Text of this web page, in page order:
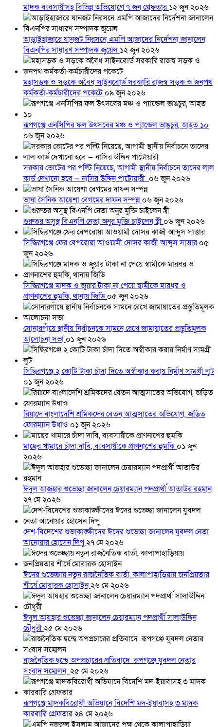
মাদক ব্যবসায়ীসহ বিভিন্ন অভিযোগে ৭ জন গ্রেফতার১২ জুন ২০২৬
আড়াইহাজারে যানজট নিরসনে এমপি আজাদের নির্দেশনা জানালেন
বিএনপির সাধারণ সম্পাদক জুয়েল ১২ জুন ২০২৬
মহাসড়ক ও সড়কে অবৈধ সাইনবোর্ড সরকারি রাজস্ব সড়ক ও জনপথ
কর্মকর্তা-কর্মচারীদের পকেটে০৯ জুন ২০২৬
রূপগঞ্জে এনসিপির ফল উৎসবের মঞ্চ ও প্যান্ডেল ভাঙচুর, আহত ১০
০৬ জুন ২০২৬
সরকার ভোটের পর পল্টি নিয়েছে, আগামী স্থানীয় নির্বাচনে তাদের লাল
কার্ড দেখানো হবে — নাসির উদ্দিন পাটোয়ারী ০৬ জুন ২০২৬
ভাষা সৈনিক আয়েশা বেগমের দাফন সম্পন্ন ০৬ জুন ২০২৬
গুরুতর অসুস্থ বিএনপি নেতা অনুর মুক্তি চাইলেন স্ত্রী০৬ জুন ২০২৬
সিদ্ধিরগঞ্জে ফের বেপরোয়া আওয়ামী দোসর কাজী আব্দুস সাত্তার০৫
জুন ২০২৬
সিদ্ধিরগঞ্জে মাদক ও জুয়ার টাকা না পেয়ে স্বামীকে মারধর ও
প্রাণনাশের হুমকি, থানায় জিডি০৫ জুন ২০২৬
সোনারগাঁয়ে স্থানীয় নির্বাচনকে সামনে রেখে জামায়াতের প্রস্তুতিমূলক
আলোচনা সভা ০১ জুন ২০২৬
সিদ্ধিরগঞ্জে ২ কোটি টাকা চাঁদা দিতে অস্বীকার করায় নির্মাণ সামগ্রী লুট
০১ জুন ২০২৬
রিয়াদে বাংলাদেশি শ্রমিকদের বেতন আত্মসাতের অভিযোগ, জড়িত
ফোরম্যান উধাও ০১ জুন ২০২৬
মাছের খামারে চাঁদা দাবি, ব্যবসায়ীকে প্রাণনাশের হুমকি ০১ জুন
২০২৬
ঈদুল আজহার শুভেচ্ছা জানালেন চেয়ারম্যান পদপ্রার্থী আতাউর রহমান
২৭ মে ২০২৬
দেশ-বিদেশের শুভাকাঙ্ক্ষীদের ঈদের শুভেচ্ছা জানালেন যুবদল নেতা
আনোয়ার হোসেন দিপু২৭ মে ২০২৬
ঈদের শুভেচ্ছায় নতুন রাজনৈতিক বার্তা, কালাপাহাড়িয়ায় জনপ্রিয়তার
শীর্ষে মোবারক হোসাইন২৬ মে ২০২৬
ঈদুল আযহার শুভেচ্ছা জানালেন চেয়ারম্যান পদপ্রার্থী সালাউদ্দিন
চৌধুরী২৫ মে ২০২৬
রাজনৈতিক দ্বন্দ্বে অপপ্রচারের প্রতিবাদে ‎রূপগঞ্জে যুবদল নেতার
সংবাদ সম্মেলন ‎ ২৫ মে ২০২৬
রূপগঞ্জে মাদকবিরোধী অভিযানে বিদেশি মদ-ইয়াবাসহ ৩ মাদক
কারবারি গ্রেফতার২৪ মে ২০২৬